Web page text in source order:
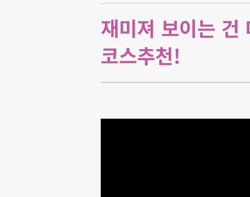
재미져 보이는 건
코스추천!